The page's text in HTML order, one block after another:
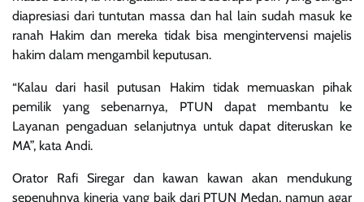
diapresiasi dari tuntutan massa dan hal lain sudah masuk ke
ranah Hakim dan mereka tidak bisa mengintervensi majelis
hakim dalam mengambil keputusan.
“Kalau dari hasil putusan Hakim tidak memuaskan pihak
pemilik yang sebenarnya, PTUN dapat membantu ke
Layanan pengaduan selanjutnya untuk dapat diteruskan ke
MA”, kata Andi.
Orator Rafi Siregar dan kawan kawan akan mendukung
sepenuhnya kinerja yang baik dari PTUN Medan, namun agar